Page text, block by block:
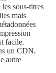
les sous-titres
mais
facile.
un CDN,
autre